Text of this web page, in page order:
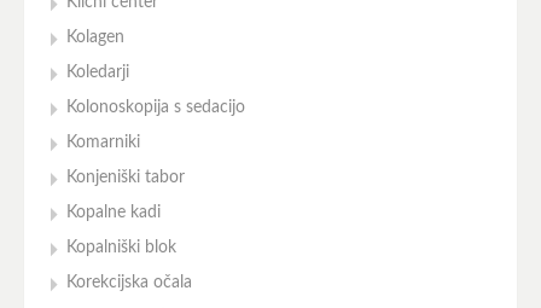
Kolagen
Koledarji
Kolonoskopija s sedacijo
Komarniki
Konjeniški tabor
Kopalne kadi
Kopalniški blok
Korekcijska očala